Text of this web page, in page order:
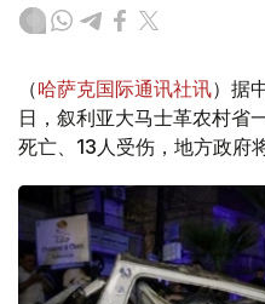
（哈萨克国际通讯社讯）据
日，叙利亚大马士革农村省
死亡、13人受伤，地方政府